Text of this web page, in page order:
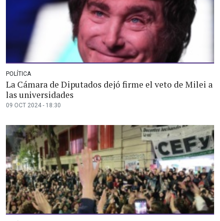
POLÍTICA
La Cámara de Diputados dejó firme el veto de Milei a
las universidades
09 OCT 2024 - 18:30